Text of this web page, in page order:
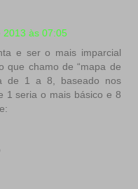
2013 às 07:05
e ser o mais imparcial
que chamo de “mapa de
de 1 a 8, baseado nos
1 seria o mais básico e 8